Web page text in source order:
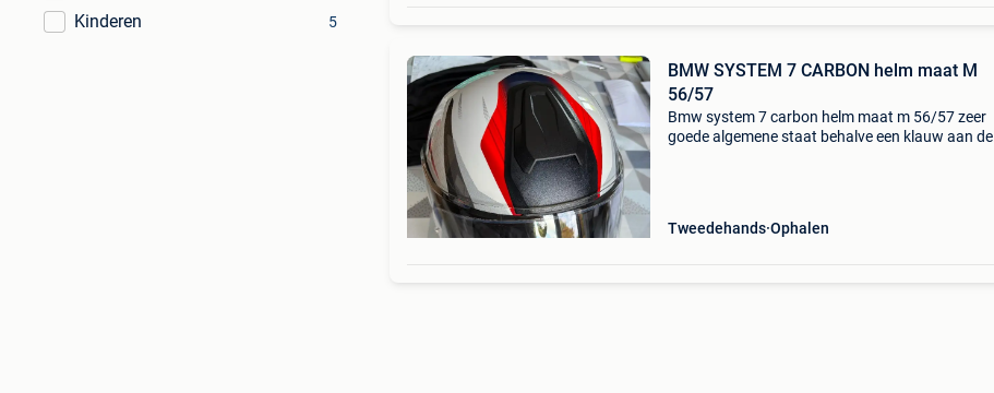
Kinderen 5
BMW SYSTEM 7 CARBON helm maat M
56/57
Bmw system 7 carbon helm maat m 56/57 zeer
goede algemene staat behalve een klauw aan de
Tweedehands Ophalen